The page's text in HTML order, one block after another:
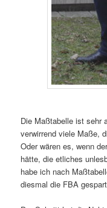
Die Maßtabelle ist sehr
verwirrend viele Maße,
Oder wären es, wenn
hätte, die etliches
habe ich nach
diesmal die FBA